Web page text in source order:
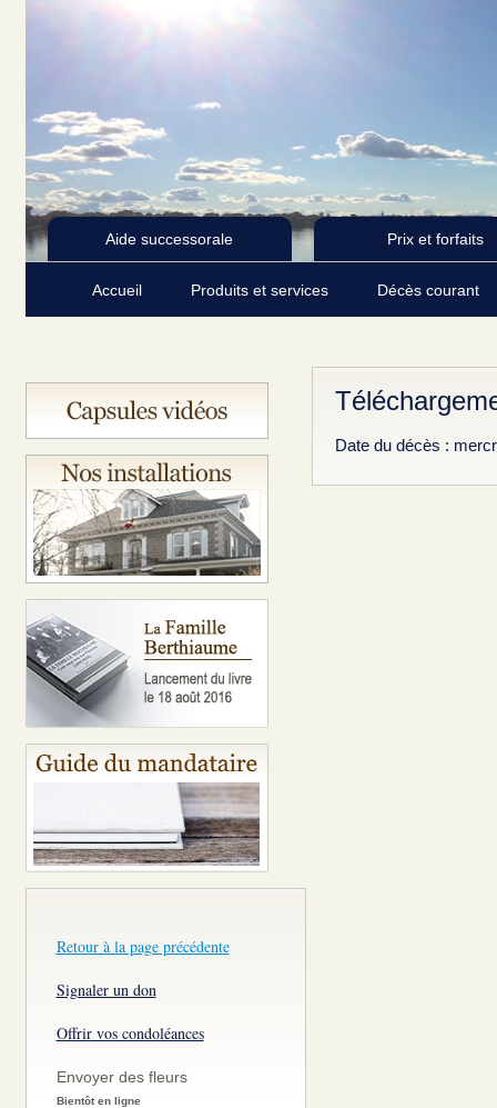
Aide successorale Prix et forfaits
Accueil Produits et services Décès courant
Retour à la page précédente
Signaler un don
Offrir vos condoléances
Envoyer des fleurs
Bientôt en ligne
Date du décès :